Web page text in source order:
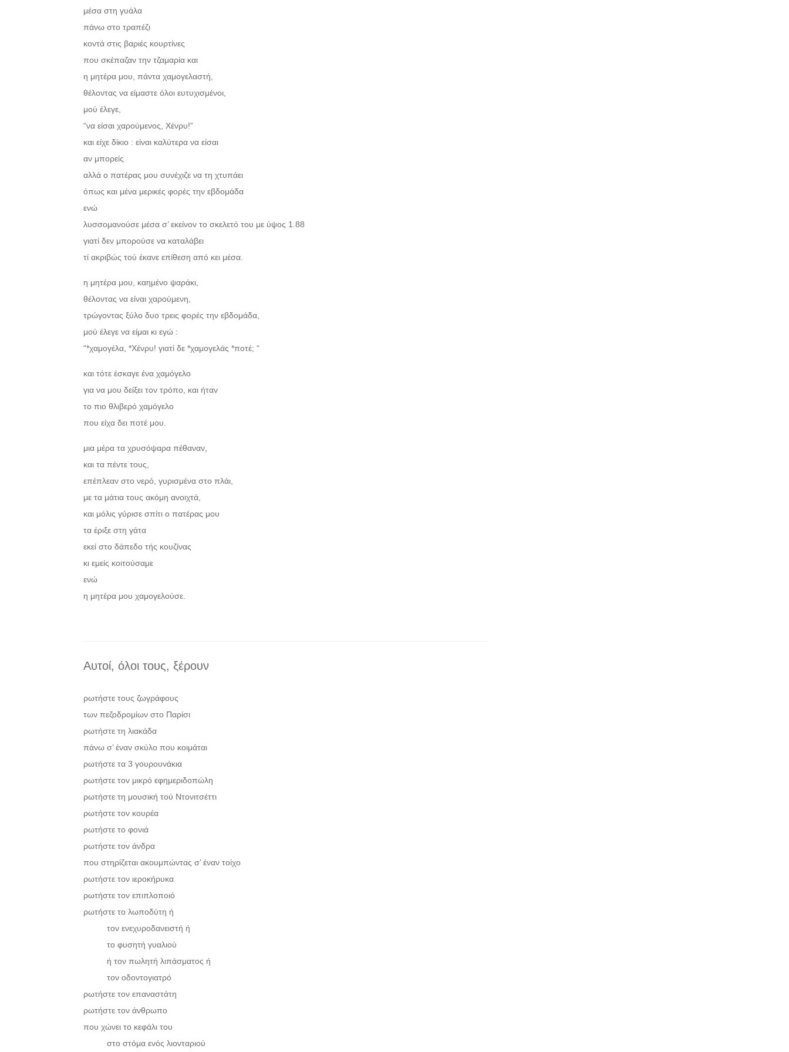
μέσα στη γυάλα
πάνω στο τραπέζι
κοντά στις βαριές κουρτίνες
που σκέπαζαν την τζαμαρία και
η μητέρα μου, πάντα χαμογελαστή,
θέλοντας να είμαστε όλοι ευτυχισμένοι,
μού έλεγε,
“να είσαι χαρούμενος, Χένρυ!”
και είχε δίκιο : είναι καλύτερα να είσαι
αν μπορείς
αλλά ο πατέρας μου συνέχιζε να τη χτυπάει
όπως και μένα μερικές φορές την εβδομάδα
ενώ
λυσσομανούσε μέσα σ’ εκείνον το σκελετό του με ύψος 1.88
γιατί δεν μπορούσε να καταλάβει
τί ακριβώς τού έκανε επίθεση από κει μέσα.
η μητέρα μου, καημένο ψαράκι,
θέλοντας να είναι χαρούμενη,
τρώγοντας ξύλο δυο τρεις φορές την εβδομάδα,
μού έλεγε να είμαι κι εγώ :
“*χαμογέλα, *Χένρυ! γιατί δε *χαμογελάς *ποτέ; “
και τότε έσκαγε ένα χαμόγελο
για να μου δείξει τον τρόπο, και ήταν
το πιο θλιβερό χαμόγελο
που είχα δει ποτέ μου.
μια μέρα τα χρυσόψαρα πέθαναν,
και τα πέντε τους,
επέπλεαν στο νερό, γυρισμένα στο πλάι,
με τα μάτια τους ακόμη ανοιχτά,
και μόλις γύρισε σπίτι ο πατέρας μου
τα έριξε στη γάτα
εκεί στο δάπεδο τής κουζίνας
κι εμείς κοιτούσαμε
ενώ
η μητέρα μου χαμογελούσε.
Αυτοί, όλοι τους, ξέρουν
ρωτήστε τους ζωγράφους
των πεζοδρομίων στο Παρίσι
ρωτήστε τη λιακάδα
πάνω σ’ έναν σκύλο που κοιμάται
ρωτήστε τα 3 γουρουνάκια
ρωτήστε τον μικρό εφημεριδοπώλη
ρωτήστε τη μουσική τού Ντονιτσέττι
ρωτήστε τον κουρέα
ρωτήστε το φονιά
ρωτήστε τον άνδρα
που στηρίζεται ακουμπώντας σ’ έναν τοίχο
ρωτήστε τον ιεροκήρυκα
ρωτήστε τον επιπλοποιό
ρωτήστε το λωποδύτη ή
τον ενεχυροδανειστή ή
το φυσητή γυαλιού
ή τον πωλητή λιπάσματος ή
τον οδοντογιατρό
ρωτήστε τον επαναστάτη
ρωτήστε τον άνθρωπο
που χώνει το κεφάλι του
στο στόμα ενός λιονταριού